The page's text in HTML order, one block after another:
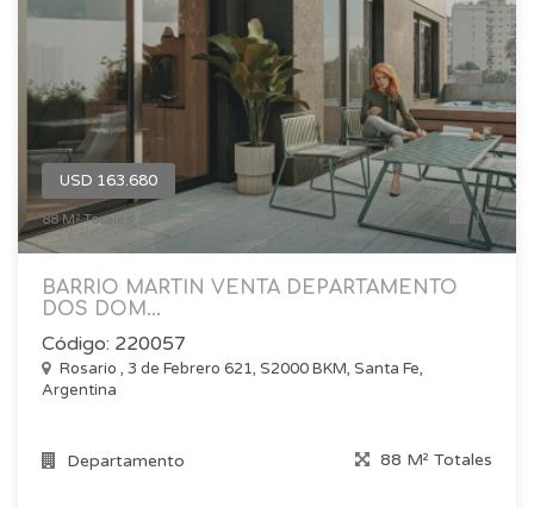
USD 163.680
88 M² Totales 16
BARRIO MARTIN VENTA DEPARTAMENTO
DOS DOM...
Código: 220057
Rosario , 3 de Febrero 621, S2000 BKM, Santa Fe,
Argentina
Departamento 88 M² Totales